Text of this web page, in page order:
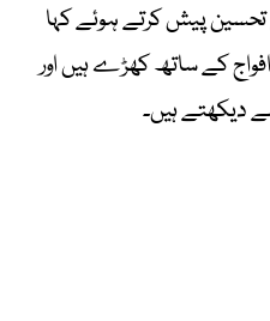
تحسین پیش کرتے ہوئے کہا
کے ساتھ کھڑے ہیں اور
دیکھتے ہیں۔